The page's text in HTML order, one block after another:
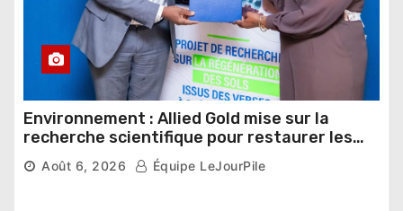
Environnement : Allied Gold mise sur la
recherche scientifique pour restaurer les
sols de ses sites miniers
Août 6, 2026 Équipe LeJourPile